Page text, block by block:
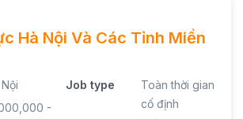
Hà Nội Và Các Tỉnh Miền
-
Job type
Toàn thời gian
cố định